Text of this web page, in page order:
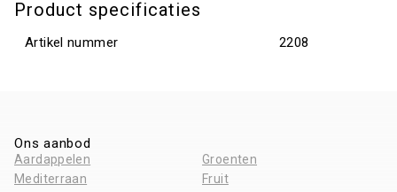
Product specificaties
Artikel nummer 2208
Ons aanbod
Aardappelen
Groenten
Mediterraan
Fruit